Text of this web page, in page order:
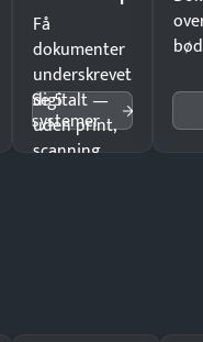
Få
dokumenter
underskrevet
digitalt —
uden print,
scanning
Se 5
systemer